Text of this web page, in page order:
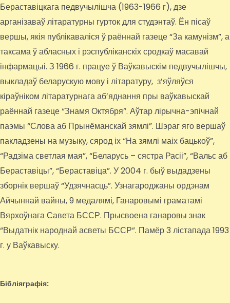
Бераставіцкага педвучылішча (1963-1966 г), дзе
арганізаваў літаратурны гурток для студэнтаў. Ён пісаў
вершы, якія публікаваліся ў раённай газеце “За камунізм”, а
таксама ў абласных і рэспубліканскіх сродкаў масавай
інфармацыі. З 1966 г. працуе ў Ваўкавыскім педвучылішчы,
выкладаў беларускую мову і літаратуру, з’яўляўся
кіраўніком літаратурнага аб’яднання пры ваўкавыскай
раённай газеце “Знамя Октября”. Аўтар лірычна-эпічнай
паэмы “Слова аб Прынёманскай зямлі”. Шэраг яго вершаў
пакладзены на музыку, сярод іх “На зямлі маіх бацькоў”,
“Радзіма светлая мая”, “Беларусь – сястра Расіі”, “Вальс аб
Бераставіцы”, “Бераставіца”. У 2004 г. быў выдадзены
зборнік вершаў “Удзячнасць”. Узнагароджаны ордэнам
Айчыннай вайны, 9 медалямі, Ганаровымі граматамі
Вярхоўнага Савета БССР. Прысвоена ганаровы знак
“Выдатнік народнай асветы БССР”. Памёр 3 лістапада 1993
г. у Ваўкавыску.
Бібліяграфія: